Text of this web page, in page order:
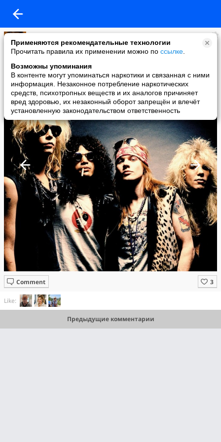
Применяются рекомендательные технологии
Прочитать правила их применении можно по ссылке
Возможны упоминания
В контенте могут упоминаться наркотики и связанная с ними
информация. Незаконное потребление наркотических
средств, психотропных веществ и их аналогов причиняет
вред здоровью, их незаконный оборот запрещён и влечёт
установленную законодательством ответственность
Имидж ничто
added a photo
15 May в 11:34
Comment
Like:
Предыдущие комментарии